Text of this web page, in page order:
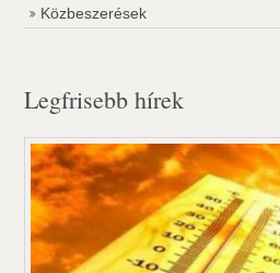
Közbeszerések
Legfrisebb hírek